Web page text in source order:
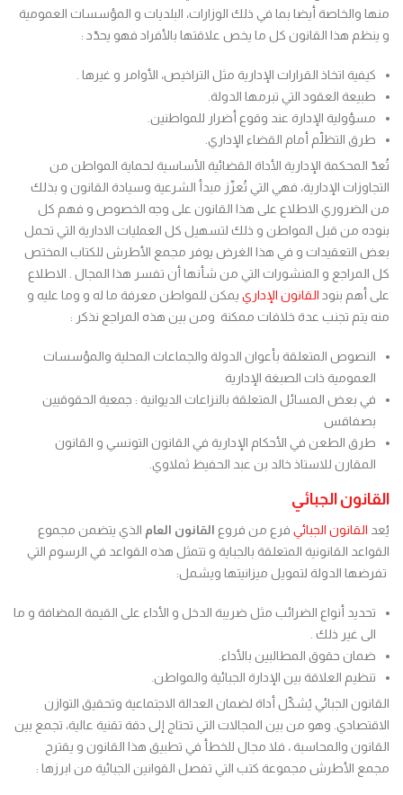
منها والخاصة أيضا بما في ذلك الوزارات، البلديات و المؤسسات العمومية
و ينظم هذا القانون كل ما يخص علاقتها بالأفراد فهو يحدّد :
كيفية اتخاذ القرارات الإدارية مثل التراخيص، الأوامر و غيرها .
طبيعة العقود التي تبرمها الدولة.
مسؤولية الإدارة عند وقوع أضرار للمواطنين.
طرق التظلّم أمام القضاء الإداري.
تُعدّ المحكمة الإدارية الأداة القضائية الأساسية لحماية المواطن من
التجاوزات الإدارية، فهي التي تُعزّز مبدأ الشرعية وسيادة القانون و بذلك
من الضروري الاطلاع على هذا القانون على وجه الخصوص و فهم كل
بنوده من قبل المواطن و ذلك لتسهيل كل العمليات الادارية التي تحمل
بعض التعقيدات و في هذا الغرض يوفر مجمع الأطرش للكتاب المختص
كل المراجع و المنشورات التي من شأنها أن تفسر هذا المجال . الاطلاع
على أهم بنود القانون الإداري يمكن للمواطن معرفة ما له و وما عليه و
منه يتم تجنب عدة خلافات ممكنة ومن بين هذه المراجع نذكر :
النصوص المتعلقة بأعوان الدولة والجماعات المحلية والمؤسسات
العمومية ذات الصبغة الإدارية
في بعض المسائل المتعلقة بالنزاعات الديوانية : جمعية الحقوقيين
بصفاقس
طرق الطعن في الأحكام الإدارية في القانون التونسي و القانون
المقارن للاستاذ خالد بن عبد الحفيظ ثملاوي.
القانون الجبائي
يُعد القانون الجبائي فرع من فروع القانون العام الذي يتضمن مجموع
القواعد القانونية المتعلقة بالجباية و تتمثل هذه القواعد في الرسوم التي
تفرضها الدولة لتمويل ميزانيتها ويشمل:
تحديد أنواع الضرائب مثل ضريبة الدخل و الأداء على القيمة المضافة و ما
الى غير ذلك .
ضمان حقوق المطالبين بالأداء.
تنظيم العلاقة بين الإدارة الجبائية والمواطن.
القانون الجبائي يُشكّل أداة لضمان العدالة الاجتماعية وتحقيق التوازن
الاقتصادي. وهو من بين المجالات التي تحتاج إلى دقة تقنية عالية، تجمع بين
القانون والمحاسبة ، فلا مجال للخطأ في تطبيق هذا القانون و يقترح
مجمع الأطرش مجموعة كتب التي تفصل القوانين الجبائية من ابرزها :